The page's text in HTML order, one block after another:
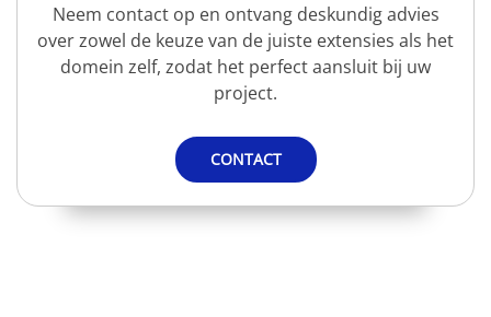
Neem contact op en ontvang deskundig advies
over zowel de keuze van de juiste extensies als het
domein zelf, zodat het perfect aansluit bij uw
project.
CONTACT